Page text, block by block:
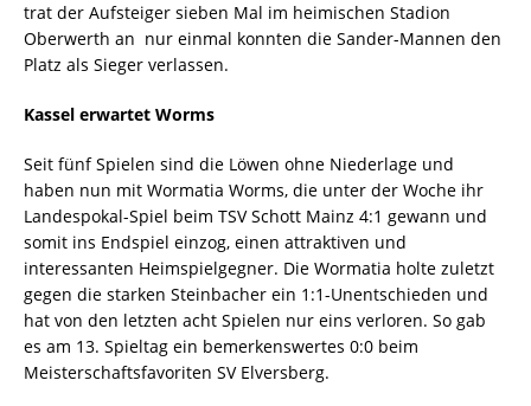
trat der Aufsteiger sieben Mal im heimischen Stadion
Oberwerth an  nur einmal konnten die Sander-Mannen den
Platz als Sieger verlassen.
Kassel erwartet Worms
Seit fünf Spielen sind die Löwen ohne Niederlage und
haben nun mit Wormatia Worms, die unter der Woche ihr
Landespokal-Spiel beim TSV Schott Mainz 4:1 gewann und
somit ins Endspiel einzog, einen attraktiven und
interessanten Heimspielgegner. Die Wormatia holte zuletzt
gegen die starken Steinbacher ein 1:1-Unentschieden und
hat von den letzten acht Spielen nur eins verloren. So gab
es am 13. Spieltag ein bemerkenswertes 0:0 beim
Meisterschaftsfavoriten SV Elversberg.